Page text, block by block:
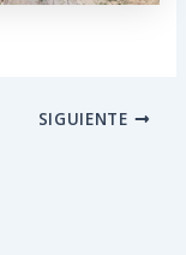
SIGUIENTE